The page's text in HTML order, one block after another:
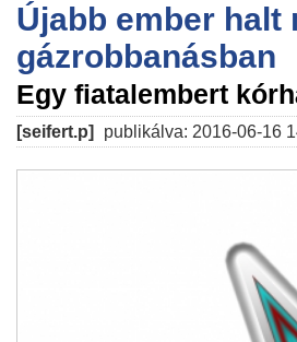
Újabb ember halt
gázrobbanásban
Egy fiatalembert
[seifert.p] publikálva: 2016-06-16